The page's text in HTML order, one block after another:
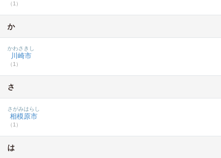
（1）
か
川崎市
（1）
かわさきし
さ
相模原市
（1）
さがみはらし
は